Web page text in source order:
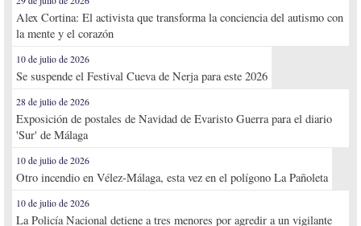
Alex Cortina: El activista que transforma la conciencia del autismo con
la mente y el corazón
10 de julio de 2026
Se suspende el Festival Cueva de Nerja para este 2026
28 de julio de 2026
Exposición de postales de Navidad de Evaristo Guerra para el diario
'Sur' de Málaga
10 de julio de 2026
Otro incendio en Vélez-Málaga, esta vez en el polígono La Pañoleta
10 de julio de 2026
La Policía Nacional detiene a tres menores por agredir a un vigilante